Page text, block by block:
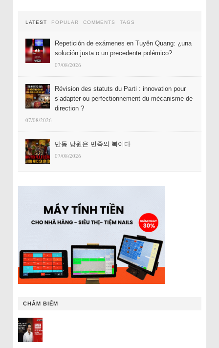
LATEST POPULAR COMMENTS TAGS
Repetición de exámenes en Tuyên Quang: ¿una
solución justa o un precedente polémico?
07/08/2026
Révision des statuts du Parti : innovation pour
s’adapter ou perfectionnement du mécanisme de
direction ?
07/08/2026
반동 당원은 민족의 복이다
07/08/2026
CHÂM BIẾM